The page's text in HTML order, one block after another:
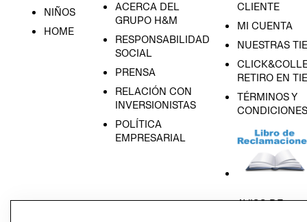
NIÑOS
HOME
ACERCA DEL
GRUPO H&M
RESPONSABILIDAD
SOCIAL
PRENSA
RELACIÓN CON
INVERSIONISTAS
POLÍTICA
EMPRESARIAL
CLIENTE
MI CUENTA
NUESTRAS
RETIRO EN
TÉRMINOS Y
CONDICIONES
AVISO DE